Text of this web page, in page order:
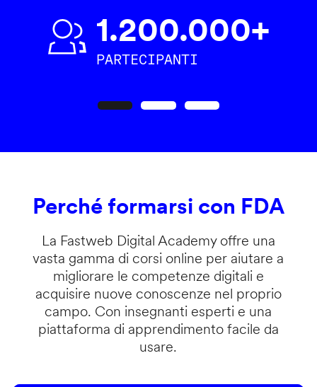
1.200.000+
PARTECIPANTI
Perché formarsi con FDA
La Fastweb Digital Academy offre una
vasta gamma di corsi online per aiutare a
migliorare le competenze digitali e
acquisire nuove conoscenze nel proprio
campo. Con insegnanti esperti e una
piattaforma di apprendimento facile da
usare.